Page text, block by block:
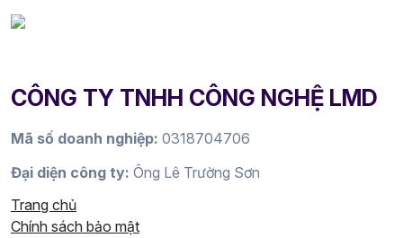
CÔNG TY TNHH CÔNG NGHỆ LMD
Mã số doanh nghiệp: 0318704706
Đại diện công ty: Ông Lê Trường Sơn
Trang chủ
Chính sách bảo mật